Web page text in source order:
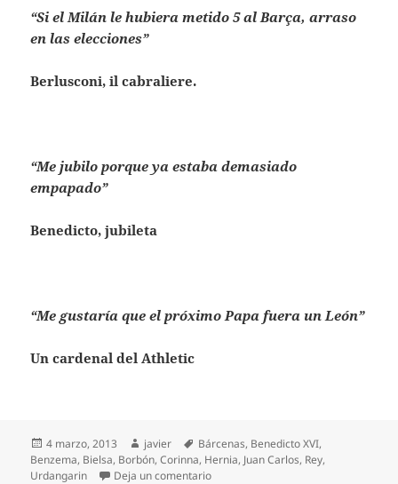
“Si el Milán le hubiera metido 5 al Barça, arraso
en las elecciones”
Berlusconi, il cabraliere.
“Me jubilo porque ya estaba demasiado
empapado”
Benedicto, jubileta
“Me gustaría que el próximo Papa fuera un León”
Un cardenal del Athletic
Publicado
el
4 marzo, 2013 Autor
javier Etiquetas
Bárcenas, Benedicto XVI,
Benzema, Bielsa, Borbón,Corinna, Hernia, Juan Carlos, Rey,
Urdangarin
Deja un comentarioen El Rey, operado de nuevo